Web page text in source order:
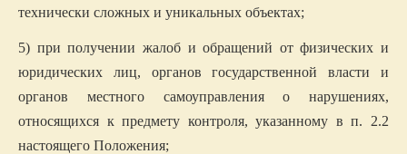
технически сложных и уникальных объектах;
5) при получении жалоб и обращений от физических и
юридических лиц, органов государственной власти и
органов местного самоуправления о нарушениях,
относящихся к предмету контроля, указанному в п. 2.2
настоящего Положения;